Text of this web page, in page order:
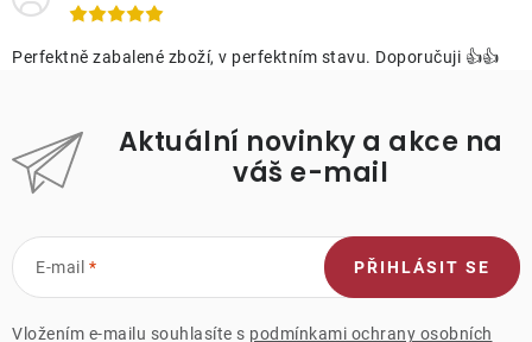
Perfektně zabalené zboží, v perfektním stavu. Doporučuji 👍👍
Aktuální novinky a akce na
váš e-mail
E-mail
Vložením e-mailu souhlasíte s podmínkami ochrany osobních
PŘIHLÁSIT SE